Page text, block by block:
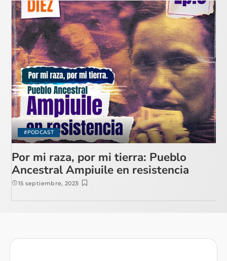
#PODCAST
Por mi raza, por mi tierra: Pueblo
Ancestral Ampiuile en resistencia
15 septiembre, 2023